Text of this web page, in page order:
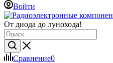
Войти
От диода до лунохода!
Сравнение0